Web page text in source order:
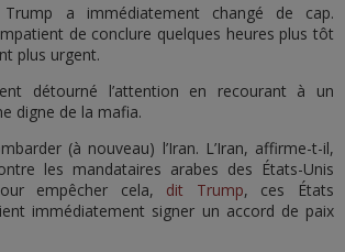
a immédiatement changé de cap.
impatient de conclure quelques heures plus tôt
plus urgent.
détourné l’attention en recourant à un
digne de la mafia.
(à nouveau) l’Iran. L’Iran, affirme-t-il,
les mandataires arabes des États-Unis
empêcher cela, dit Trump, ces États
immédiatement signer un accord de paix